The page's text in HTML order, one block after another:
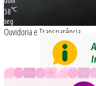
38℃
seg
Ouvidoria e Transparência